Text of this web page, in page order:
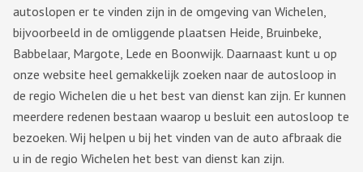
autoslopen er te vinden zijn in de omgeving van Wichelen,
bijvoorbeeld in de omliggende plaatsen Heide, Bruinbeke,
Babbelaar, Margote, Lede en Boonwijk. Daarnaast kunt u op
onze website heel gemakkelijk zoeken naar de autosloop in
de regio Wichelen die u het best van dienst kan zijn. Er kunnen
meerdere redenen bestaan waarop u besluit een autosloop te
bezoeken. Wij helpen u bij het vinden van de auto afbraak die
u in de regio Wichelen het best van dienst kan zijn.